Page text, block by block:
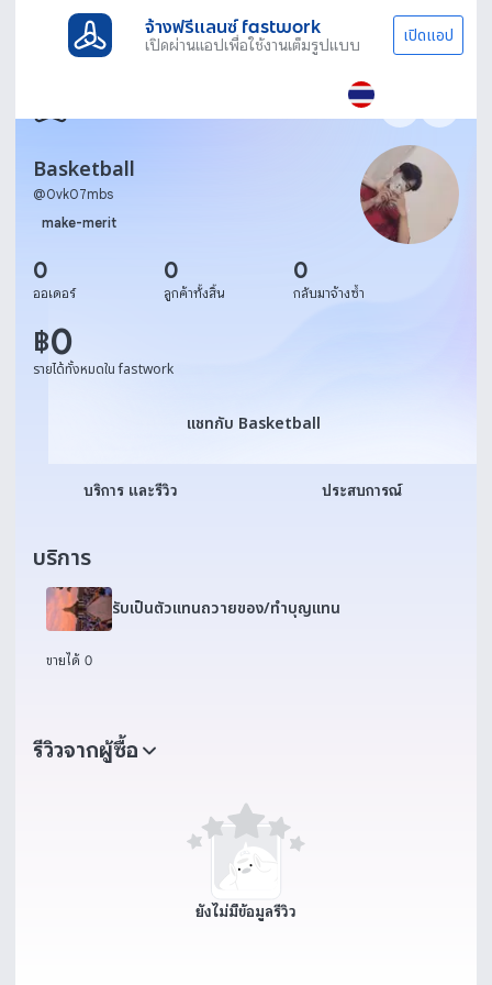
จ้างฟรีแลนซ์ fastwork
เปิดผ่านแอปเพื่อใช้งานเต็มรูปแบบ เปิดแอป
Basketball
@0vk07mbs
make-merit
0
ออเดอร์
0
ลูกค้าทั้งสิ้น
0
กลับมาจ้างซ้ำ
฿0
รายได้ทั้งหมดใน fastwork
แชทกับ Basketball
แชทกับ Basketball
บริการ และรีวิว ประสบการณ์
บริการ
รับเป็นตัวแทนถวายของ/ทำบุญแทน
ขายได้ 0
รีวิวจากผู้ซื้อ
ยังไม่มีข้อมูลรีวิว